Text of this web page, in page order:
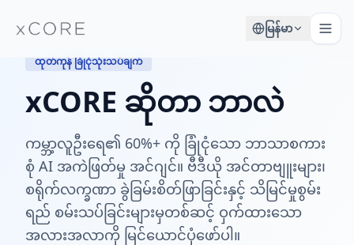
မြန်မာ
ထုတ်ကုန် ခြုံငုံသုံးသပ်ချက်
xCORE ဆိုတာ ဘာလဲ
ကမ္ဘာ့လူဦးရေ၏ 60%+ ကို ခြုံငုံသော ဘာသာစကား
စုံ AI အကဲဖြတ်မှု အင်ဂျင်။ ဗီဒီယို အင်တာဗျူးများ၊
စရိုက်လက္ခဏာ ခွဲခြမ်းစိတ်ဖြာခြင်းနှင့် သိမြင်မှုစွမ်း
ရည် စမ်းသပ်ခြင်းများမှတစ်ဆင့် ဝှက်ထားသော
အလားအလာကို မြင်ယောင်ပုံဖော်ပါ။